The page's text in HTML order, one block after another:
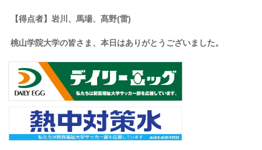
【得点者】岩川、馬場、髙野(雷)
桃山学院大学の皆さま、本日はありがとうございました。